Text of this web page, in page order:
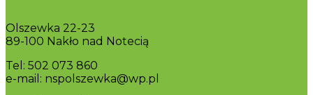
Olszewka 22-23
89-100 Nakło nad Notecią
Tel: 502 073 860
e-mail: nspolszewka@wp.pl